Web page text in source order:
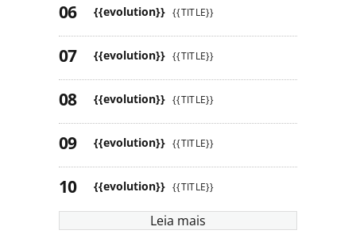
{{evolution}} {{TITLE}}
{{evolution}} {{TITLE}}
{{evolution}} {{TITLE}}
{{evolution}} {{TITLE}}
{{evolution}} {{TITLE}}
Leia mais